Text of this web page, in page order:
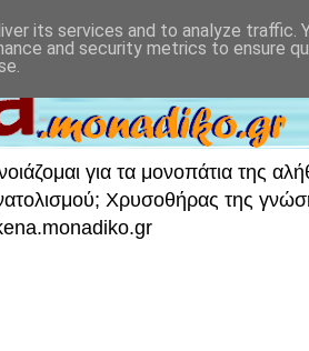
για τα μονοπάτια της
Χρυσοθήρας της
its services and to analyze traffic.
and security metrics to ensure